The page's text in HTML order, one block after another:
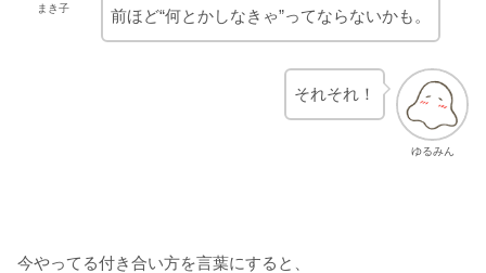
まき子
前ほど“何とかしなきゃ”ってならないかも。
ゆるみん
それそれ！
今やってる付き合い方を言葉にすると、